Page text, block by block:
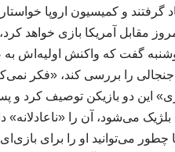
گرفتند و کمیسیون اروپا
مقابل آمریکا بازی خواهد
گفت که واکنش اولیه‌اش
را بررسی کند، «فکر
این دو بازیکن توصیف کرد و
بلژیک می‌شود، آن را
چطور می‌توانید او را برای